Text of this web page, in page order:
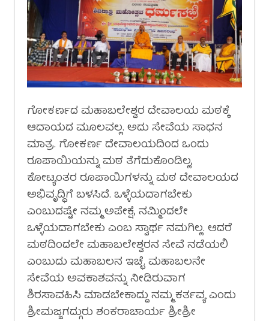
ಗೋಕರ್ಣದ ಮಹಾಬಲೇಶ್ವರ ದೇವಾಲಯ ಮಠಕ್ಕೆ
ಆದಾಯದ ಮೂಲವಲ್ಲ. ಅದು ಸೇವೆಯ ಸಾಧನ
ಮಾತ್ರ. ಗೋಕರ್ಣ ದೇವಾಲಯದಿಂದ ಒಂದು
ರೂಪಾಯಿಯನ್ನು ಮಠ ತೆಗೆದುಕೊಂಡಿಲ್ಲ,
ಕೋಟ್ಯಂತರ ರೂಪಾಯಿಗಳನ್ನು ಮಠ ದೇವಾಲಯದ
ಅಭಿವೃದ್ಧಿಗೆ ಬಳಸಿದೆ. ಒಳ್ಳೆಯದಾಗಬೇಕು
ಎಂಬುದಷ್ಟೇ ನಮ್ಮ ಅಪೇಕ್ಷೆ, ನಮ್ಮಿಂದಲೇ
ಒಳ್ಳೆಯದಾಗಬೇಕು ಎಂಬ ಸ್ವಾರ್ಥ ನಮಗಿಲ್ಲ. ಆದರೆ
ಮಠದಿಂದಲೇ ಮಹಾಬಲೇಶ್ವರನ ಸೇವೆ ನಡೆಯಲಿ
ಎಂಬುದು ಮಹಾಬಲನ ಇಚ್ಛೆ. ಮಹಾಬಲನೇ
ಸೇವೆಯ ಅವಕಾಶವನ್ನು ನೀಡಿರುವಾಗ
ಶಿರಸಾವಹಿಸಿ ಮಾಡಬೇಕಾದ್ದು ನಮ್ಮ ಕರ್ತವ್ಯ ಎಂದು
ಶ್ರೀಮಜ್ಜಗದ್ಗುರು ಶಂಕರಾಚಾರ್ಯ ಶ್ರೀಶ್ರೀ